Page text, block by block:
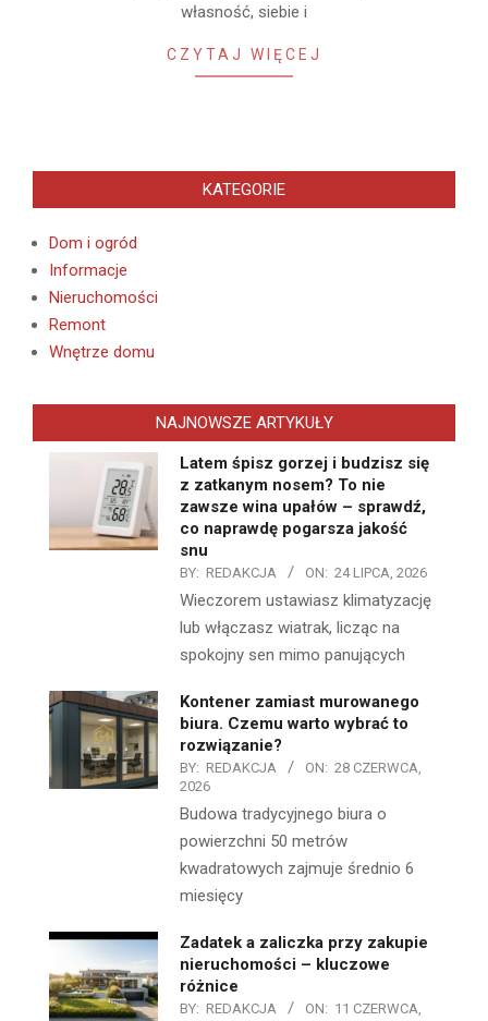
własność, siebie i
CZYTAJ WIĘCEJ
KATEGORIE
Dom i ogród
Informacje
Nieruchomości
Remont
Wnętrze domu
NAJNOWSZE ARTYKUŁY
Latem śpisz gorzej i budzisz się
z zatkanym nosem? To nie
zawsze wina upałów – sprawdź,
co naprawdę pogarsza jakość
snu
BY: REDAKCJA ON: 24 LIPCA, 2026
Wieczorem ustawiasz klimatyzację
lub włączasz wiatrak, licząc na
spokojny sen mimo panujących
Kontener zamiast murowanego
biura. Czemu warto wybrać to
rozwiązanie?
BY: REDAKCJA ON: 28 CZERWCA,
2026
Budowa tradycyjnego biura o
powierzchni 50 metrów
kwadratowych zajmuje średnio 6
miesięcy
Zadatek a zaliczka przy zakupie
nieruchomości – kluczowe
różnice
BY: REDAKCJA ON: 11 CZERWCA,